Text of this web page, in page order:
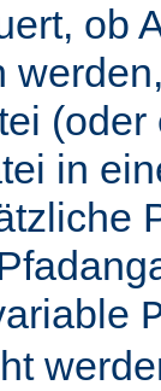
ob
(oder
in